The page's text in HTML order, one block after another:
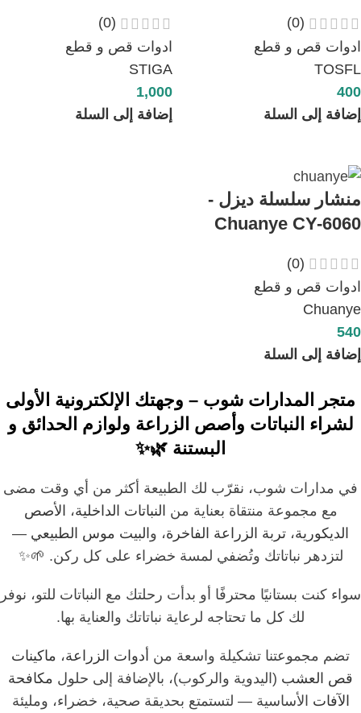
(0)
ادوات قص و قطع
TOSFL
400
إضافة إلى السلة
(0)
ادوات قص و قطع
STIGA
1,000
إضافة إلى السلة
منشار سلسلة ديزل -
Chuanye CY-6060
(0)
ادوات قص و قطع
Chuanye
540
إضافة إلى السلة
متجر المدارات شوب – وجهتك الإلكترونية الأولى
لشراء النباتات وأصص الزراعة ولوازم الحدائق و
البستنة 🌿✨
في مدارات شوب، نقرّب لك الطبيعة أكثر من أي وقت مضى
مع مجموعة منتقاة بعناية من النباتات الداخلية،
الأصص
الديكورية، تربة الزراعة الفاخرة، و البيت موس الطبيعي —
لتزدهر نباتاتك وتُضفي لمسة خضراء على كل ركن. 🌱✨
سواء كنت بستانيًا محترفًا أو بدأت رحلتك مع النباتات للتو، نوفر
لك كل ما تحتاجه لرعاية نباتاتك والعناية بها.
تضم مجموعتنا تشكيلة واسعة من أدوات الزراعة، ماكينات
قص العشب (اليدوية والركوب)، بالإضافة إلى حلول مكافحة
الآفات الأساسية — لتستمتع بحديقة صحية، خضراء، ومليئة